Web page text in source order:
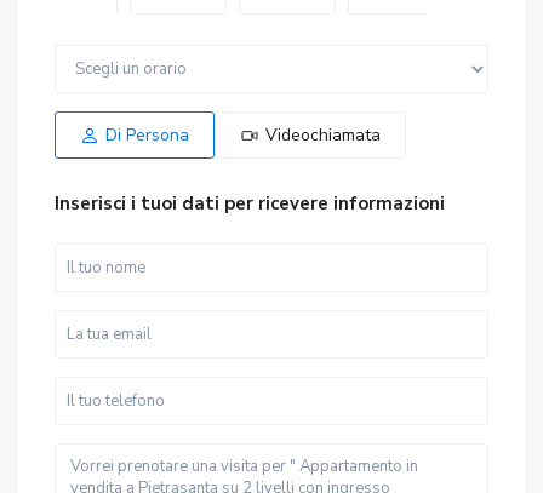
Ven Sab
Ago
Di Persona Videochiamata
Inserisci i tuoi dati per ricevere informazioni